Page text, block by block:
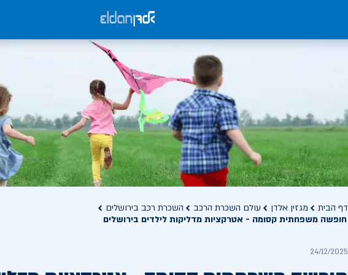
דף הבית מגזין אלדן עולם השכרת הרכב
השכרת רכב בירושלים
חופשה משפחתית קסומה - אטרקציות מדליקות לילדים בירושלים
24/12/2025